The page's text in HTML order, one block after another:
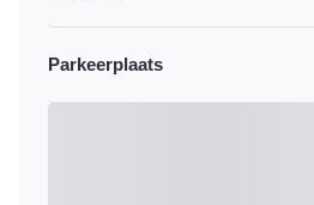
Parkeerplaats